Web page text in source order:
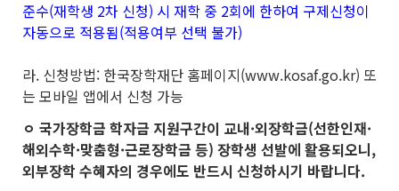
준수(재학생 2차 신청) 시 재학 중 2회에 한하여 구제신청이
자동으로 적용됨(적용여부 선택 불가)
라. 신청방법: 한국장학재단 홈페이지(www.kosaf.go.kr) 또
는 모바일 앱에서 신청 가능
ㅇ 국가장학금 학자금 지원구간이 교내·외장학금(선한인재·
해외수학·맞춤형·근로장학금 등) 장학생 선발에 활용되오니,
외부장학 수혜자의 경우에도 반드시 신청하시기 바랍니다.